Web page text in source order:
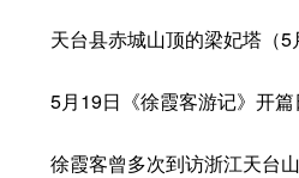
彩票 娱乐
公益 一带一路
天台县赤城山顶的梁妃塔（5
5月19日《徐霞客游记》开篇
徐霞客曾多次到访浙江天台山